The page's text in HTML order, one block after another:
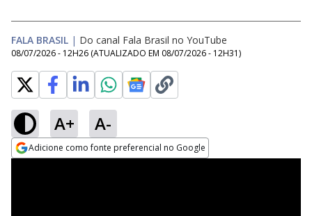
FALA BRASIL | Do canal Fala Brasil no YouTube
08/07/2026 - 12H26 (ATUALIZADO EM 08/07/2026 - 12H31)
A+ A-
Adicione como fonte preferencial no Google